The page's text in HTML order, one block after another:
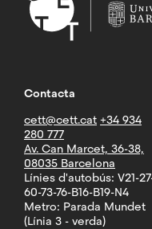
Contacta
cett@cett.cat +34 934
280 777
Av. Can Marcet, 36-38,
08035 Barcelona
Línies d'autobús: V21-
60-73-76-B16-B19-N4
Metro: Parada Mundet
(Línia 3 - verda)